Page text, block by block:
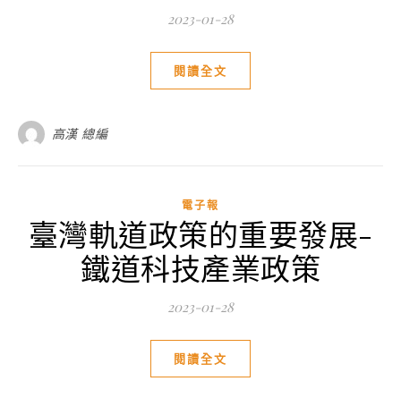
2023-01-28
閱讀全文
高漢 總編
電子報
臺灣軌道政策的重要發展-
鐵道科技產業政策
2023-01-28
閱讀全文